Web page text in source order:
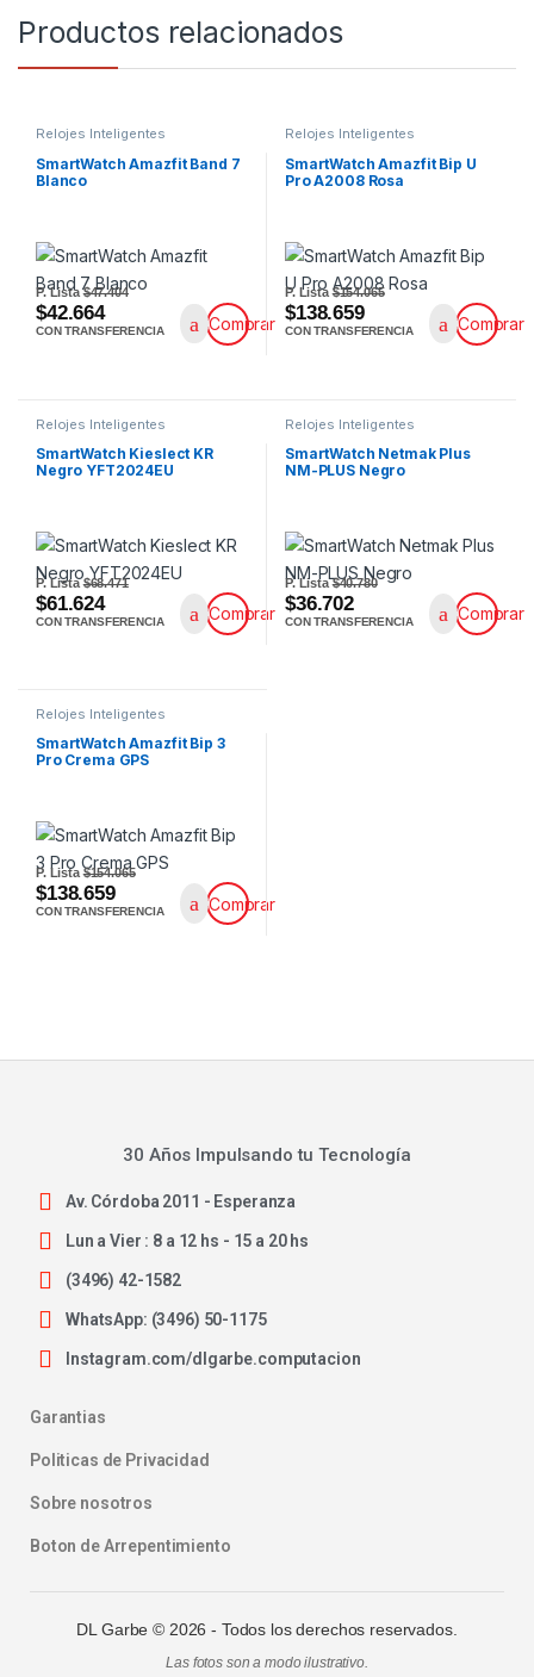
Productos relacionados
Relojes Inteligentes
SmartWatch Amazfit Band 7
Blanco
P. Lista$47.404
$42.664
CON TRANSFERENCIA Comprar
Relojes Inteligentes
SmartWatch Amazfit Bip U
Pro A2008 Rosa
P. Lista$154.065
$138.659
CON TRANSFERENCIA Comprar
Relojes Inteligentes
SmartWatch Kieslect KR
Negro YFT2024EU
P. Lista$68.471
$61.624
CON TRANSFERENCIA Comprar
Relojes Inteligentes
SmartWatch Netmak Plus
NM-PLUS Negro
P. Lista$40.780
$36.702
CON TRANSFERENCIA Comprar
Relojes Inteligentes
SmartWatch Amazfit Bip 3
Pro Crema GPS
P. Lista$154.065
$138.659
CON TRANSFERENCIA Comprar
30 Años Impulsando tu Tecnología
Av. Córdoba 2011 - Esperanza
Lun a Vier : 8 a 12 hs - 15 a 20 hs
(3496) 42-1582
WhatsApp: (3496) 50-1175
Instagram.com/dlgarbe.computacion
Garantias
Politicas de Privacidad
Sobre nosotros
Boton de Arrepentimiento
DL Garbe © 2026 - Todos los derechos reservados.
Las fotos son a modo ilustrativo.